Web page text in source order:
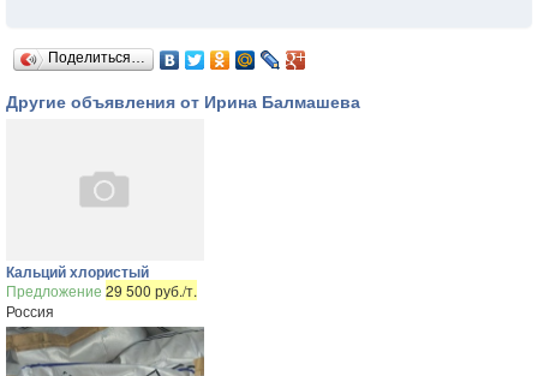
Поделиться…
Другие объявления от Ирина Балмашева
Кальций хлористый
Предложение 29 500 руб./т.
Россия